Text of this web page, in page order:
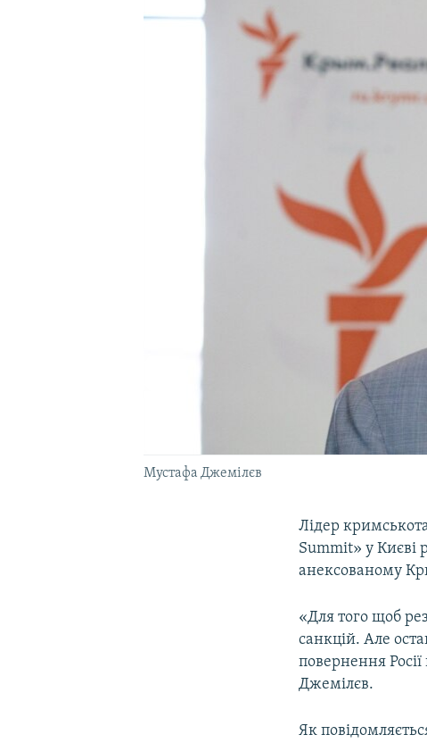
Мустафа Джемілєв
Лідер
Summit» у Києві
анексованому
«Для того щоб
санкцій. Але
повернення
Джемілєв.
Як